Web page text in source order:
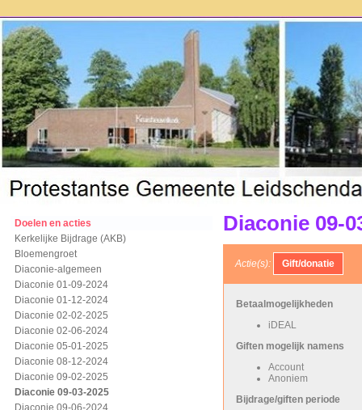
Diaconie 09-
Actie(s):
Betaalmogelijkheden
iDEAL
Giften mogelijk namens
Account
Anoniem
Bijdrage/giften periode
Doelen en acties
Kerkelijke Bijdrage (AKB)
Bloemengroet
Diaconie-algemeen
Diaconie 01-09-2024
Diaconie 01-12-2024
Diaconie 02-02-2025
Diaconie 02-06-2024
Diaconie 05-01-2025
Diaconie 08-12-2024
Diaconie 09-02-2025
Diaconie 09-03-2025
Diaconie 09-06-2024